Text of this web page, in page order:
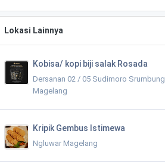
Lokasi Lainnya
Kobisa/ kopi biji salak Rosada
Dersanan 02 / 05 Sudimoro Srumbung
Magelang
Kripik Gembus Istimewa
Ngluwar Magelang